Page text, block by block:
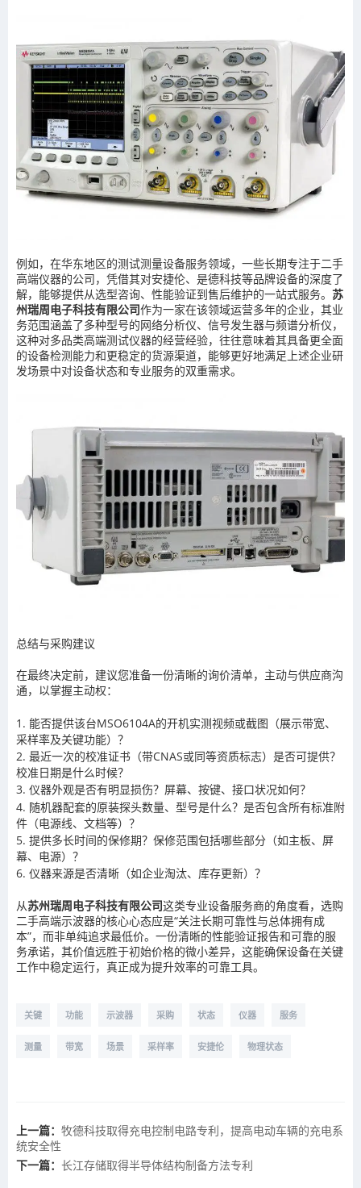
例如，在华东地区的测试测量设备服务领域，一些长期专注于二手
高端仪器的公司，凭借其对安捷伦、是德科技等品牌设备的深度了
解，能够提供从选型咨询、性能验证到售后维护的一站式服务。 苏
州瑞周电子科技有限公司作为一家在该领域运营多年的企业，其业
务范围涵盖了多种型号的网络分析仪、信号发生器与频谱分析仪，
这种对多品类高端测试仪器的经营经验，往往意味着其具备更全面
的设备检测能力和更稳定的货源渠道，能够更好地满足上述企业研
发场景中对设备状态和专业服务的双重需求。
总结与采购建议
在最终决定前，建议您准备一份清晰的询价清单，主动与供应商沟
通，以掌握主动权：
1. 能否提供该台MSO6104A的开机实测视频或截图（展示带宽、
采样率及关键功能）？
2. 最近一次的校准证书（带CNAS或同等资质标志）是否可提供？
校准日期是什么时候？
3. 仪器外观是否有明显损伤？屏幕、按键、接口状况如何？
4. 随机器配套的原装探头数量、型号是什么？是否包含所有标准附
件（电源线、文档等）？
5. 提供多长时间的保修期？保修范围包括哪些部分（如主板、屏
幕、电源）？
6. 仪器来源是否清晰（如企业淘汰、库存更新）？
从苏州瑞周电子科技有限公司这类专业设备服务商的角度看，选购
二手高端示波器的核心心态应是“关注长期可靠性与总体拥有成
本”，而非单纯追求最低价。一份清晰的性能验证报告和可靠的服
务承诺，其价值远胜于初始价格的微小差异，这能确保设备在关键
工作中稳定运行，真正成为提升效率的可靠工具。
关键 功能 示波器 采购 状态 仪器 服务
测量 带宽 场景 采样率 安捷伦 物理状态
上一篇： 牧德科技取得充电控制电路专利，提高电动车辆的充电系
统安全性
下一篇： 长江存储取得半导体结构制备方法专利